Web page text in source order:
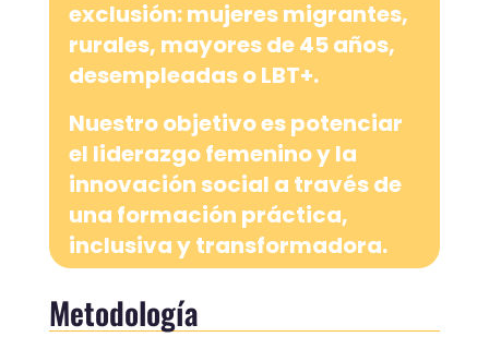
exclusión: mujeres migrantes,
rurales, mayores de 45 años,
desempleadas o LBT+.
Nuestro objetivo espotenciar
el liderazgo femenino y la
innovación social a través de
una formación práctica,
inclusiva y transformadora.
Metodología